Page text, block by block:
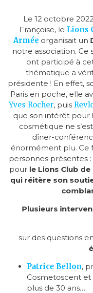
Le 12 octobre
Françoise, le Lions
Arméeorganisait un
notre association. Ce
ont participé à
thématique a
présidente ! En effet,
Paris en poche, elle
Yves Rocher, puis
que son intérêt pour
cosmétique ne
dîner-
énormément plu. Ce
personnes présentes
pour le Lions Club
qui réitère son
Plusieurs
sur des questions
Patrice Bellon,
Cosmetoscent
plus de 30 ans…